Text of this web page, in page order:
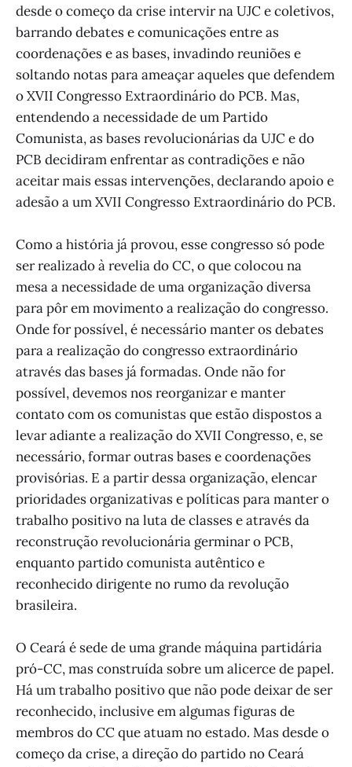
desde o começo da crise intervir na UJC e coletivos,
barrando debates e comunicações entre as
coordenações e as bases, invadindo reuniões e
soltando notas para ameaçar aqueles que defendem
o XVII Congresso Extraordinário do PCB. Mas,
entendendo a necessidade de um Partido
Comunista, as bases revolucionárias da UJC e do
PCB decidiram enfrentar as contradições e não
aceitar mais essas intervenções, declarando apoio e
adesão a um XVII Congresso Extraordinário do PCB.
Como a história já provou, esse congresso só pode
ser realizado à revelia do CC, o que colocou na
mesa a necessidade de uma organização diversa
para pôr em movimento a realização do congresso.
Onde for possível, é necessário manter os debates
para a realização do congresso extraordinário
através das bases já formadas. Onde não for
possível, devemos nos reorganizar e manter
contato com os comunistas que estão dispostos a
levar adiante a realização do XVII Congresso, e, se
necessário, formar outras bases e coordenações
provisórias. E a partir dessa organização, elencar
prioridades organizativas e políticas para manter o
trabalho positivo na luta de classes e através da
reconstrução revolucionária germinar o PCB,
enquanto partido comunista autêntico e
reconhecido dirigente no rumo da revolução
brasileira.
O Ceará é sede de uma grande máquina partidária
pró-CC, mas construída sobre um alicerce de papel.
Há um trabalho positivo que não pode deixar de ser
reconhecido, inclusive em algumas figuras de
membros do CC que atuam no estado. Mas desde o
começo da crise, a direção do partido no Ceará